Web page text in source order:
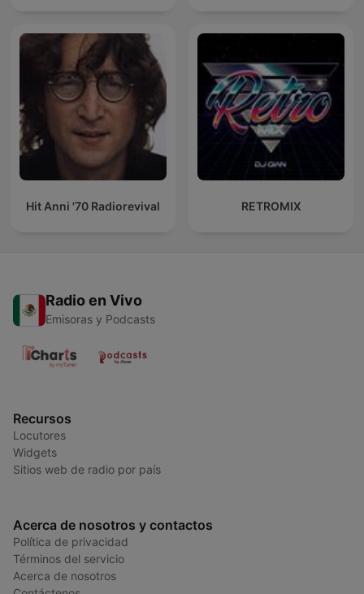
Hit Anni '70 Radiorevival RETROMIX
Radio en Vivo
Emisoras y Podcasts
Recursos
Locutores
Widgets
Sitios web de radio por país
Acerca de nosotros y contactos
Política de privacidad
Términos del servicio
Acerca de nosotros